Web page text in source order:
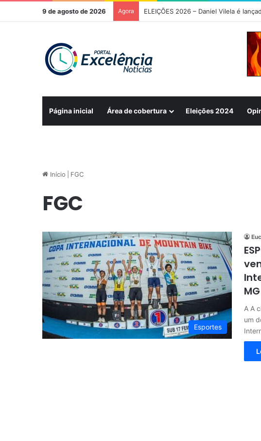
9 de agosto de 2026 Agora ELEIÇÕES 2026 – Daniel Vilela é
Página inicial Área de cobertura Eleições 2024
Início FGC
FGC
Esportes
MG
A A
um